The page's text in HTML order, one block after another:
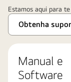
Estamos aqui para
Obtenha
Manual e
Software